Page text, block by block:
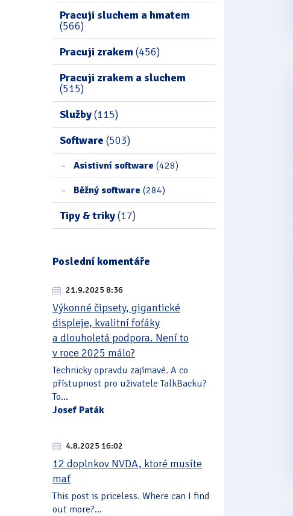
Pracuji sluchem a hmatem
(566)
Pracuji zrakem(456)
Pracuji zrakem a sluchem
(515)
Služby(115)
Software (503)
Asistivní software (428)
Běžný software (284)
Tipy & triky(17)
Poslední komentáře
21.9.2025 8:36
Výkonné čipsety, gigantické
displeje, kvalitní foťáky
a dlouholetá podpora. Není to
v roce 2025 málo?
Technicky opravdu zajímavé. A co
přístupnost pro uživatele TalkBacku?
To...
Josef Paták
4.8.2025 16:02
12 doplnkov NVDA, ktoré musíte
mať
This post is priceless. Where can I find
out more?...